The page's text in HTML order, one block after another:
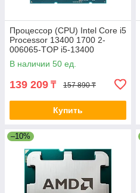
Процессор (CPU) Intel Core i5
Processor 13400 1700 2-
006065-TOP i5-13400
В наличии 50 ед.
139 209 ₸ 157 890 ₸
Купить
–10%